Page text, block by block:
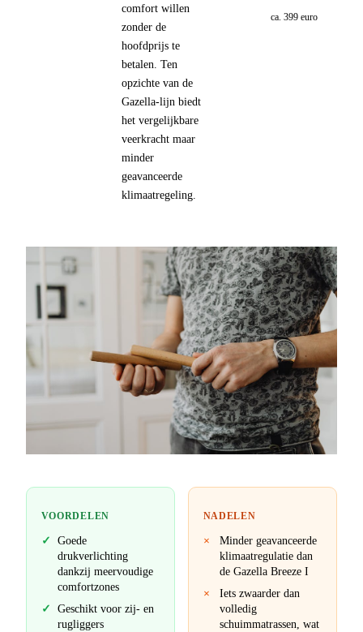
comfort willen
zonder de
hoofdprijs te
betalen. Ten
opzichte van de
Gazella-lijn biedt
het vergelijkbare
veerkracht maar
minder
geavanceerde
klimaatregeling.
ca. 399 euro
VOORDELEN
Goede
drukverlichting
dankzij meervoudige
comfortzones
Geschikt voor zij- en
rugliggers
NADELEN
Minder geavanceerde
klimaatregulatie dan
de Gazella Breeze I
Iets zwaarder dan
volledig
schuimmatrassen, wat